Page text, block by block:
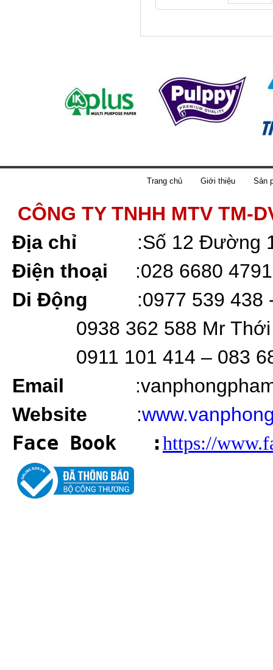
Trang chủ Giới thiệu Sản
CÔNG TY TNHH MTV TM-
Địa chỉ :Số 12 Đường
Điện thoại :028 6680
Di Động :0977 539 438
0938 362 588 Mr Thới
0911 101 414 – 083
Email
Website :
Face Book
:https://